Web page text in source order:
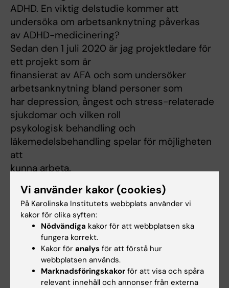
ADHD. En viktig delstudie kommer att
undersöka om arbetsanknytning påverkas
av ADHD-medicinering?
Sedan den 1 juli 2020 är jag projektledare för
ett projekt som är
finansierat av AFA och som undersöker
arbetsanknytning bland personer som
har depression, ångest och stress-relaterade
sjukdomar och vilken roll
psykologisk behandling och
läkemedelsbehandling spelar för möjligheten
att
kunna arbeta.
Dessutom är jag med i flera projekt som är
relaterade till
arbetsmarknadsmarginalisering, dvs
svårigheter att få och behålla ett
jobb, både bland immigranter och personer
med psykisk ohälsa. Depression,
ångest- och stressjukdomar är vanliga bland
immigranter och kan skapa en
Vi använder kakor (cookies)
På Karolinska Institutets webbplats använder vi
kakor för olika syften:
Nödvändiga kakor för att webbplatsen ska
fungera korrekt.
Kakor för analys för att förstå hur
webbplatsen används.
Marknadsföringskakor för att visa och spåra
relevant innehåll och annonser från externa